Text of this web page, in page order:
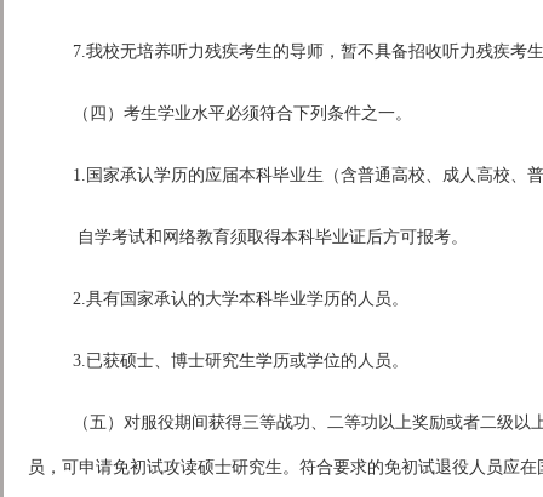
7.我校无培养听力残疾考生的导师，暂不具备招收听力残疾考
（四）考生学业水平必须符合下列条件之一。
1.国家承认学历的应届本科毕业生（含普通高校、成人高校、
自学考试和网络教育须取得本科毕业证后方可报考。
2.具有国家承认的大学本科毕业学历的人员。
3.已获硕士、博士研究生学历或学位的人员。
（五）对服役期间获得三等战功、二等功以上奖励或者二级
员，可申请免初试攻读硕士研究生。符合要求的免初试退役人员应